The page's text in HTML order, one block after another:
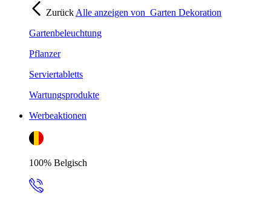
Zurück Alle anzeigen von Garten Dekoration
Gartenbeleuchtung
Pflanzer
Serviertabletts
Wartungsprodukte
Werbeaktionen
100% Belgisch